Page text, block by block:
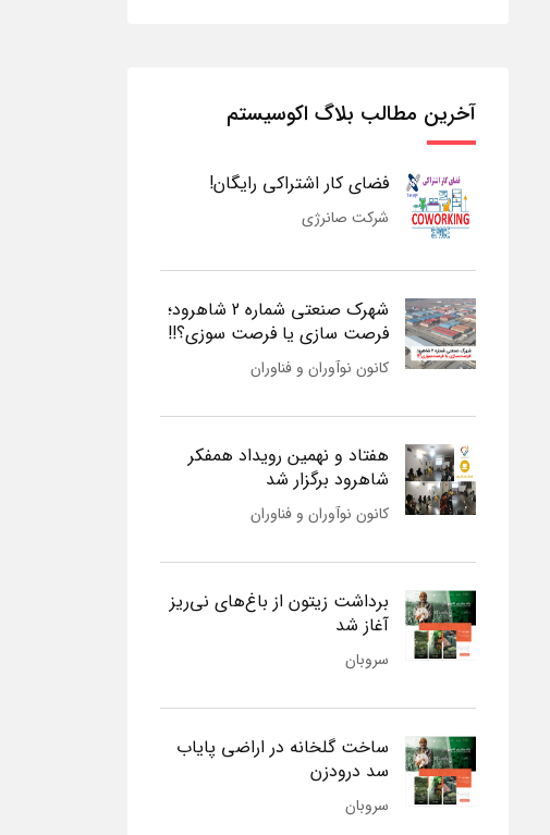
آخرین مطالب بلاگ اکوسیستم
فضای کار اشتراکی رایگان!
شرکت صانرژی
شهرک صنعتی شماره 2 شاهرود؛
فرصت سازی یا فرصت سوزی؟!!
کانون نوآوران و فناوران
هفتاد و نهمین رویداد همفکر
شاهرود برگزار شد
کانون نوآوران و فناوران
برداشت زیتون از باغ‌های نی‌ریز
آغاز شد
سروبان
ساخت گلخانه در اراضی پایاب
سد درودزن
سروبان